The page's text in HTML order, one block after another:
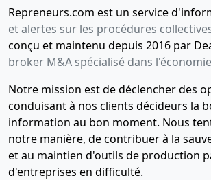
Repreneurs.com est un service
et alertes sur les procédures
conçu et maintenu depuis 2016 par
broker M&A spécialisé dans
Notre mission est de déclencher des
conduisant à nos clients décideurs la
information au bon moment. Nous
notre manière, de contribuer à la
et au maintien d'outils de production
d'entreprises en difficulté.